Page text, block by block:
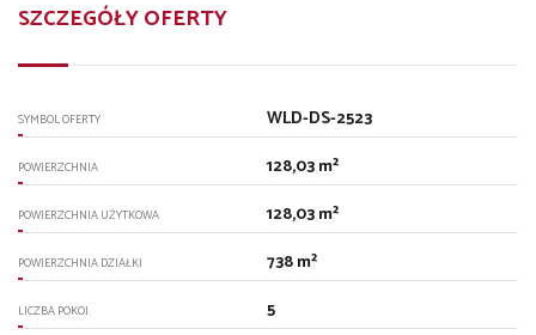
SZCZEGÓŁY OFERTY
SYMBOL OFERTY WLD-DS-2523
POWIERZCHNIA 128,03 m²
POWIERZCHNIA UŻYTKOWA 128,03 m²
POWIERZCHNIA DZIAŁKI 738 m²
LICZBA POKOI 5